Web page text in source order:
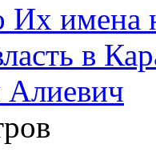
Их имена
в